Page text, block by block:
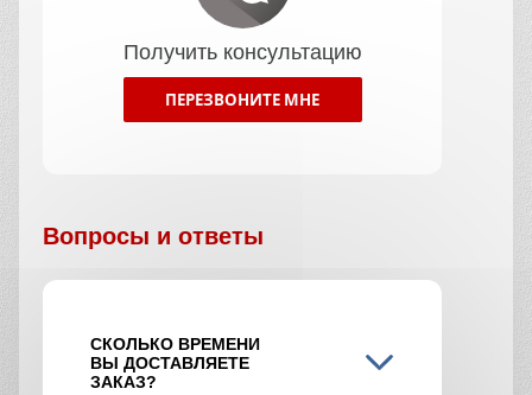
Получить консультацию
ПЕРЕЗВОНИТЕ МНЕ
Вопросы и ответы
СКОЛЬКО ВРЕМЕНИ
ВЫ ДОСТАВЛЯЕТЕ
ЗАКАЗ?